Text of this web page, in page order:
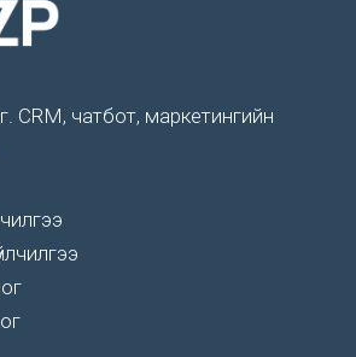
CRM, чатбот, маркетингийн